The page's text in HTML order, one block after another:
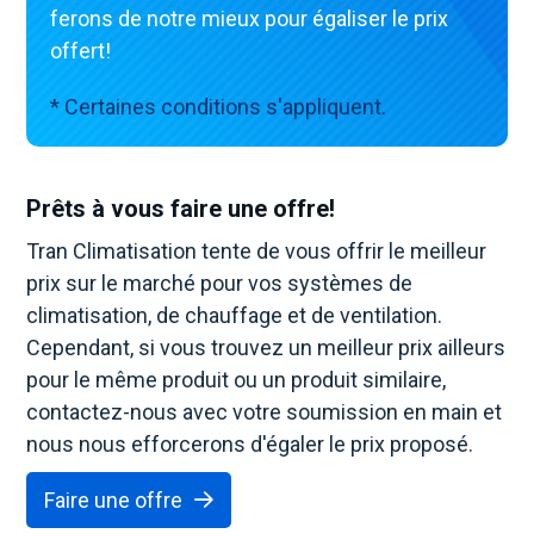
ferons de notre mieux pour égaliser le prix
offert!
* Certaines conditions s'appliquent.
Prêts à vous faire une offre!
Tran Climatisation tente de vous offrir le meilleur
prix sur le marché pour vos systèmes de
climatisation, de chauffage et de ventilation.
Cependant, si vous trouvez un meilleur prix ailleurs
pour le même produit ou un produit similaire,
contactez-nous avec votre soumission en main et
nous nous efforcerons d'égaler le prix proposé.
Faire une offre